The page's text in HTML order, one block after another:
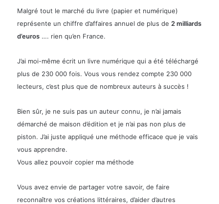
Malgré tout le marché du livre (papier et numérique)
représente un chiffre d’affaires annuel de plus de 2 milliards
d’euros …. rien qu’en France.
J’ai moi-même écrit un livre numérique qui a été téléchargé
plus de 230 000 fois. Vous vous rendez compte 230 000
lecteurs, c’est plus que de nombreux auteurs à succès !
Bien sûr, je ne suis pas un auteur connu, je n’ai jamais
démarché de maison d’édition et je n’ai pas non plus de
piston. J’ai juste appliqué une méthode efficace que je vais
vous apprendre.
Vous allez pouvoir copier ma méthode
Vous avez envie de partager votre savoir, de faire
reconnaître vos créations littéraires, d’aider d’autres